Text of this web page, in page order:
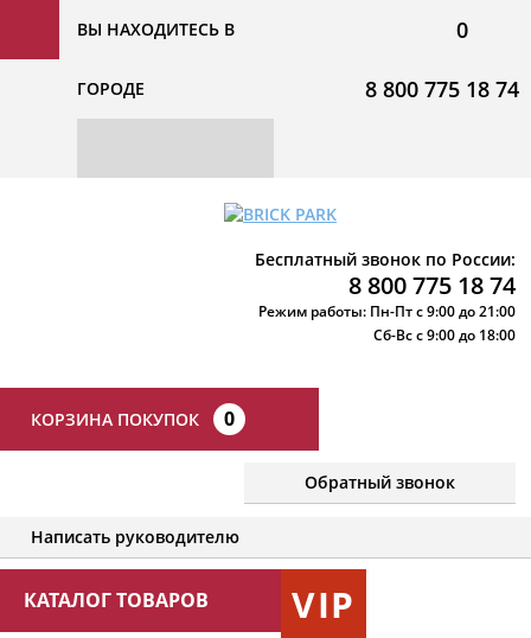
ВЫ НАХОДИТЕСЬ В
ГОРОДЕ
0
8 800 775 18 74
Бесплатный звонок по России:
8 800 775 18 74
Режим работы: Пн-Пт с 9:00 до 21:00
Сб-Вс с 9:00 до 18:00
КОРЗИНА ПОКУПОК 0
Обратный звонок
Написать руководителю
КАТАЛОГ ТОВАРОВ VIP